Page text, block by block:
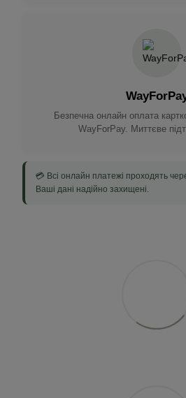
Безпечна онлайн оплата
WayForPay. Миттєве
💳 Всі онлайн платежі проходять
Ваші дані надійно захищені.